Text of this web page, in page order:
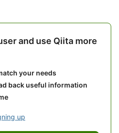
and use Qiita more
your needs
back useful information
up